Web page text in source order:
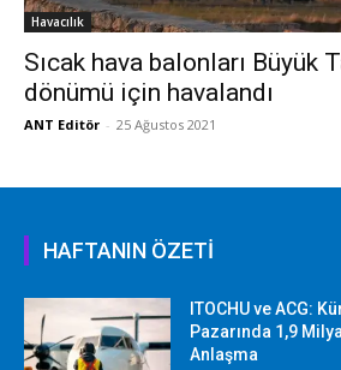
Havacılık
Sıcak hava balonları Büyük
dönümü için havalandı
ANT Editör - 25 Ağustos 2021
HAFTANIN ÖZETİ
ITOCHU ve ACG:
Pazarında 1,9
Anlaşma